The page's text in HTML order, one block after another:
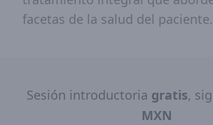
facetas de la salud del paciente.
Sesión introductoria gratis,
MXN